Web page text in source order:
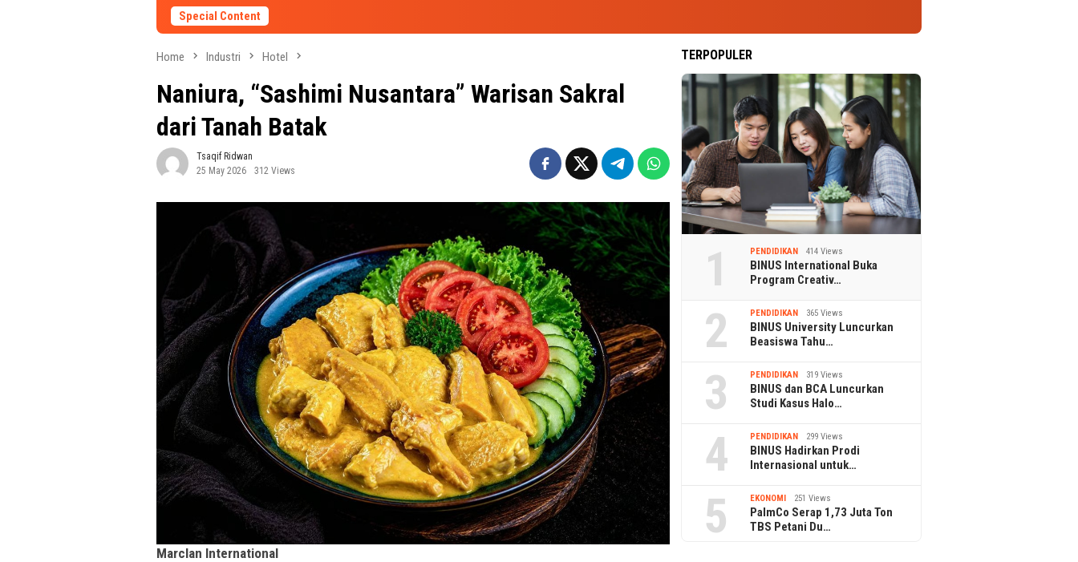
Special Content
Home Industri Hotel
Naniura, “Sashimi Nusantara” Warisan Sakral
dari Tanah Batak
Tsaqif Ridwan
25 May 2026
312 Views
Marclan International
TERPOPULER
1 PENDIDIKAN 414 Views
BINUS International Buka
Program Creativ…
2 PENDIDIKAN 365 Views
BINUS University Luncurkan
Beasiswa Tahu…
3 PENDIDIKAN 319 Views
BINUS dan BCA Luncurkan
Studi Kasus Halo…
4 PENDIDIKAN 299 Views
BINUS Hadirkan Prodi
Internasional untuk…
5 EKONOMI 251 Views
PalmCo Serap 1,73 Juta Ton
TBS Petani Du…